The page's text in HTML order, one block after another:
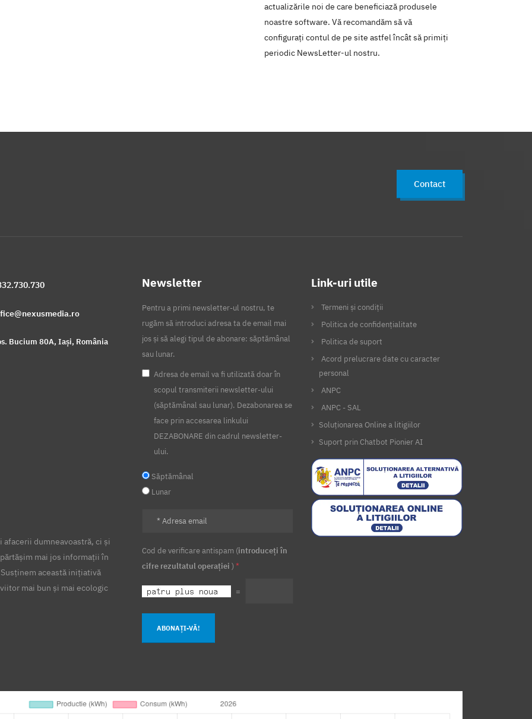
actualizările noi de care beneficiază produsele
noastre software. Vă recomandăm să vă
configurați contul de pe site astfel încât să primiți
periodic NewsLetter-ul nostru.
Contact
Bucium 80A, Iași, România
Newsletter
Pentru a primi newsletter-ul nostru, te
rugăm să introduci adresa ta de email mai
jos și să alegi tipul de abonare: săptămânal
sau lunar.
Adresa de email va fi utilizată doar în
scopul transmiterii newsletter-ului
(săptămânal sau lunar). Dezabonarea se
face prin accesarea linkului
DEZABONARE din cadrul newsletter-
ului.
Săptămânal
Lunar
Cod de verificare antispam (introduceți în
cifre rezultatul operației ) *
=
ABONAȚI-VĂ!
Link-uri utile
Termeni și condiții
Politica de confidențialitate
Politica de suport
Acord prelucrare date cu caracter
personal
ANPC
ANPC - SAL
Soluționarea Online a litigiilor
Suport prin Chatbot Pionier AI
afacerii dumneavoastră, ci și
mai jos informații în
această inițiativă
mai bun și mai ecologic